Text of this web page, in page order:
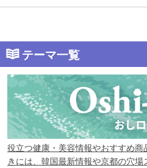
テーマ一覧
役立つ健康・美容情報やおすすめ商
きには、韓国最新情報や京都の穴場